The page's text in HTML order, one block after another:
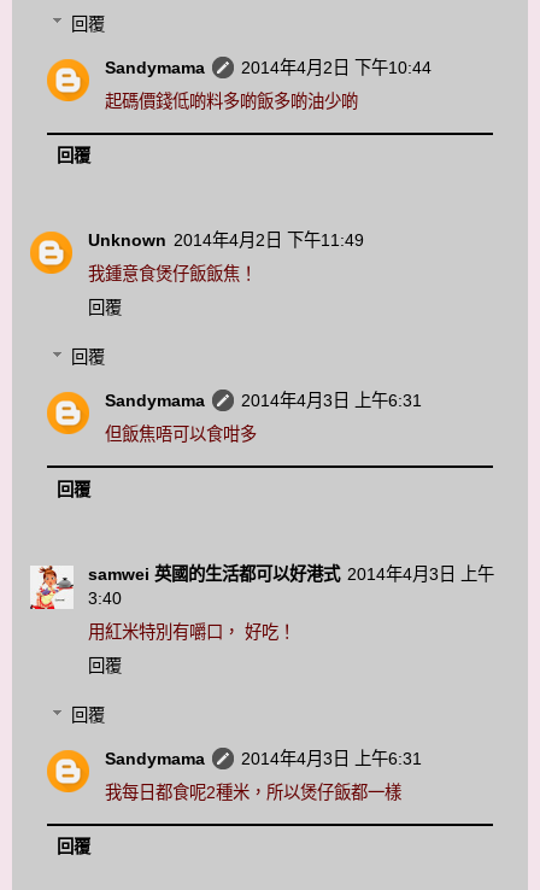
回覆
Sandymama
2014年4月2日 下午10:44
起碼價錢低啲料多啲飯多啲油少啲
回覆
Unknown 2014年4月2日 下午11:49
我鍾意食煲仔飯飯焦！
回覆
回覆
Sandymama
2014年4月3日 上午6:31
但飯焦唔可以食咁多
回覆
samwei 英國的生活都可以好港式 2014年4月3日 上午
3:40
用紅米特別有嚼口， 好吃！
回覆
回覆
Sandymama
2014年4月3日 上午6:31
我每日都食呢2種米，所以煲仔飯都一樣
回覆